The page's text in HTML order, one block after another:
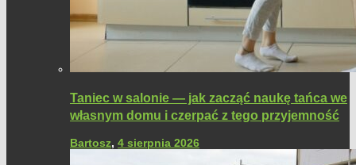
Taniec w salonie — jak zacząć naukę tańca we
własnym domu i czerpać z tego przyjemność
Bartosz, 4 sierpnia 2026